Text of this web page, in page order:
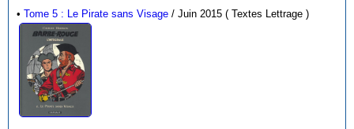
•Tome 5 : Le Pirate sans Visage / Juin 2015 ( Textes Lettrage )